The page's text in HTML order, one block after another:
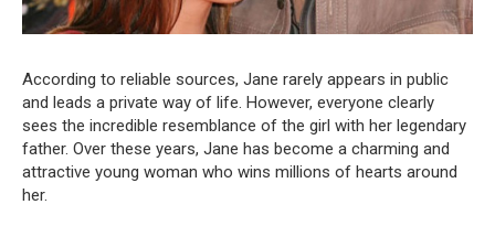
According to reliable sources, Jane rarely appears in public
and leads a private way of life. However, everyone clearly
sees the incredible resemblance of the girl with her legendary
father. Over these years, Jane has become a charming and
attractive young woman who wins millions of hearts around
her.